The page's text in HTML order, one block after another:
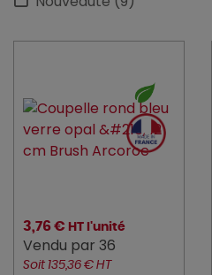
RAK (12)
REVOL (6)
STAUB (11)
TABLECRAFT (2)
3,76 € HT l'unité
Vendu par 36
Soit 135,36 € HT